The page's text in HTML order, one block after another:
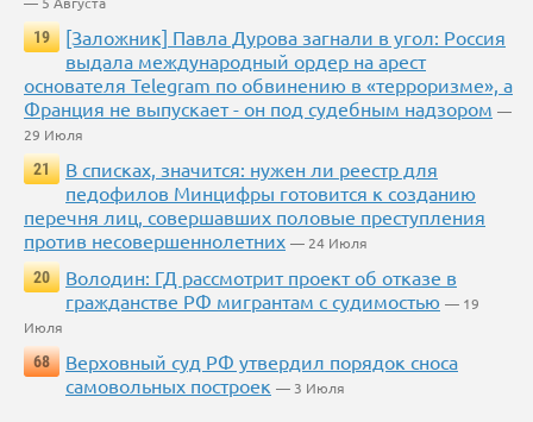
19
[Заложник] Павла Дурова загнали в угол: Россия
выдала международный ордер на арест
основателя Telegram по обвинению в «терроризме», а
Франция не выпускает - он под судебным надзором —
29 Июля
21
В списках, значится: нужен ли реестр для
педофилов Минцифры готовится к созданию
перечня лиц, совершавших половые преступления
против несовершеннолетних — 24 Июля
20
Володин: ГД рассмотрит проект об отказе в
гражданстве РФ мигрантам с судимостью — 19
Июля
68
Верховный суд РФ утвердил порядок сноса
самовольных построек — 3 Июля